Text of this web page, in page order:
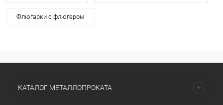
Флюгарки с флюгером
КАТАЛОГ МЕТАЛЛОПРОКАТА